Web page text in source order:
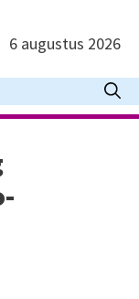
6 augustus 2026